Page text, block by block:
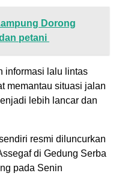
Dorong
petani
informasi lalu lintas
memantau situasi jalan
lebih lancar dan
resmi diluncurkan
di Gedung Serba
pada Senin